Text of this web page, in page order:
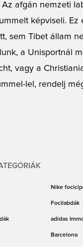
afgán nemzeti
képviseli.
sem Tibet állam
a Unisportnál
vagy a
lel, rendelj
Nike
Focilabdák
adidas
Barcelona